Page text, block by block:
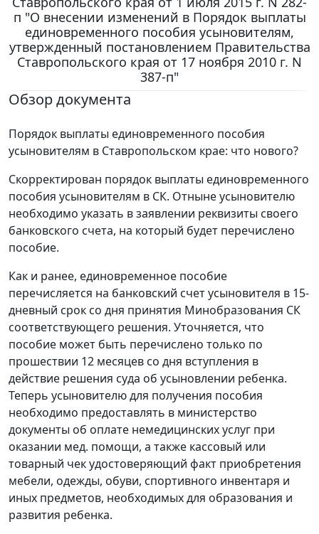
п "О внесении изменений в Порядок выплаты
единовременного пособия усыновителям,
утвержденный постановлением Правительства
Ставропольского края от 17 ноября 2010 г. N
387-п"
Обзор документа
Порядок выплаты единовременного пособия
усыновителям в Ставропольском крае: что нового?
Скорректирован порядок выплаты единовременного
пособия усыновителям в СК. Отныне усыновителю
необходимо указать в заявлении реквизиты своего
банковского счета, на который будет перечислено
пособие.
Как и ранее, единовременное пособие
перечисляется на банковский счет усыновителя в 15-
дневный срок со дня принятия Минобразования СК
соответствующего решения. Уточняется, что
пособие может быть перечислено только по
прошествии 12 месяцев со дня вступления в
действие решения суда об усыновлении ребенка.
Теперь усыновителю для получения пособия
необходимо предоставлять в министерство
документы об оплате немедицинских услуг при
оказании мед. помощи, а также кассовый или
товарный чек удостоверяющий факт приобретения
мебели, одежды, обуви, спортивного инвентаря и
иных предметов, необходимых для образования и
развития ребенка.